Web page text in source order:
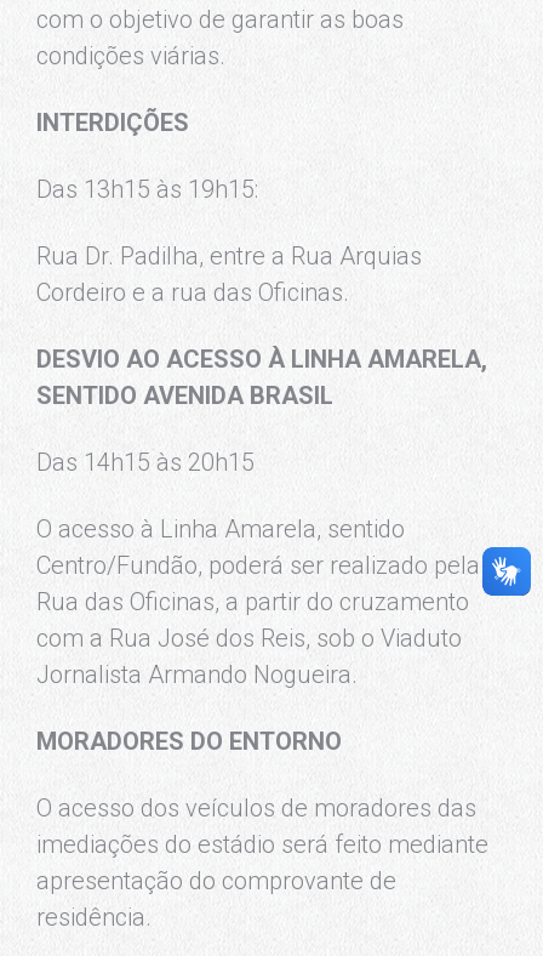
com o objetivo de garantir as boas
condições viárias.
INTERDIÇÕES
Das 13h15 às 19h15:
Rua Dr. Padilha, entre a Rua Arquias
Cordeiro e a rua das Oficinas.
DESVIO AO ACESSO À LINHA AMARELA,
SENTIDO AVENIDA BRASIL
Das 14h15 às 20h15
O acesso à Linha Amarela, sentido
Centro/Fundão, poderá ser realizado pela
Rua das Oficinas, a partir do cruzamento
com a Rua José dos Reis, sob o Viaduto
Jornalista Armando Nogueira.
MORADORES DO ENTORNO
O acesso dos veículos de moradores das
imediações do estádio será feito mediante
apresentação do comprovante de
residência.